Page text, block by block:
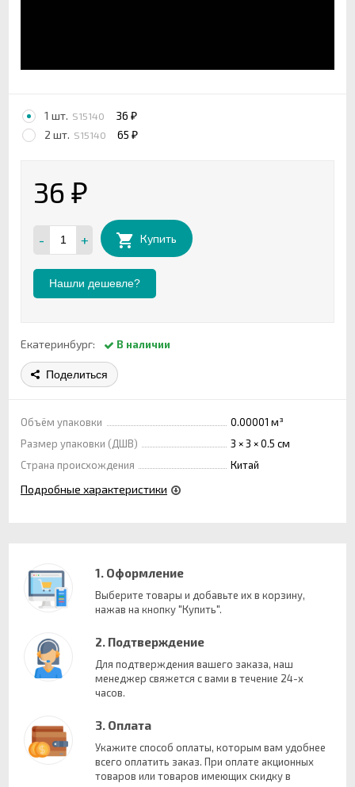
1 шт. S15140 36 ₽
2 шт. S15140 65 ₽
36 ₽
- + Купить
Нашли дешевле?
Екатеринбург: В наличии
Поделиться
Объём упаковки
0.00001 м³
Размер упаковки (ДШВ)
3 × 3 × 0.5 см
Страна происхождения
Китай
Подробные характеристики
1. Оформление
Выберите товары и добавьте их в корзину,
нажав на кнопку "Купить".
2. Подтверждение
Для подтверждения вашего заказа, наш
менеджер свяжется с вами в течение 24-х
часов.
3. Оплата
Укажите способ оплаты, которым вам удобнее
всего оплатить заказ. При оплате акционных
товаров или товаров имеющих скидку в